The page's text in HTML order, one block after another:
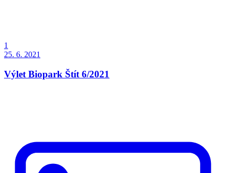
1
25. 6. 2021
Výlet Biopark Štít 6/2021